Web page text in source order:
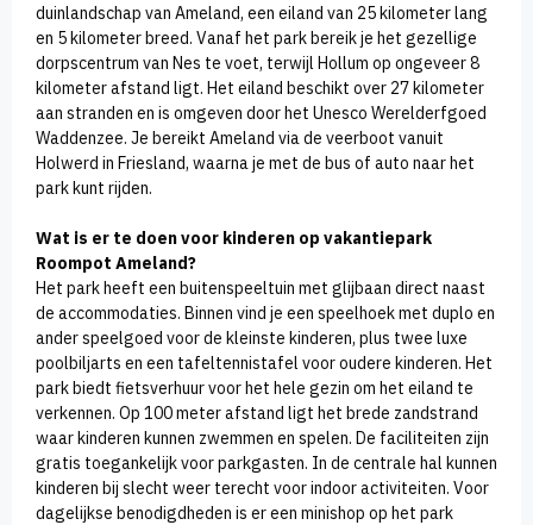
duinlandschap van Ameland, een eiland van 25 kilometer lang
en 5 kilometer breed. Vanaf het park bereik je het gezellige
dorpscentrum van Nes te voet, terwijl Hollum op ongeveer 8
kilometer afstand ligt. Het eiland beschikt over 27 kilometer
aan stranden en is omgeven door het Unesco Werelderfgoed
Waddenzee. Je bereikt Ameland via de veerboot vanuit
Holwerd in Friesland, waarna je met de bus of auto naar het
park kunt rijden.
Wat is er te doen voor kinderen op vakantiepark
Roompot Ameland?
Het park heeft een buitenspeeltuin met glijbaan direct naast
de accommodaties. Binnen vind je een speelhoek met duplo en
ander speelgoed voor de kleinste kinderen, plus twee luxe
poolbiljarts en een tafeltennistafel voor oudere kinderen. Het
park biedt fietsverhuur voor het hele gezin om het eiland te
verkennen. Op 100 meter afstand ligt het brede zandstrand
waar kinderen kunnen zwemmen en spelen. De faciliteiten zijn
gratis toegankelijk voor parkgasten. In de centrale hal kunnen
kinderen bij slecht weer terecht voor indoor activiteiten. Voor
dagelijkse benodigdheden is er een minishop op het park